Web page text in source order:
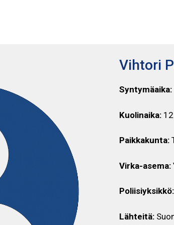
Vihtori
Syntymäaika:
Kuolinaika:
Paikkakunta:
Virka-asema:
Poliisiyksikkö:
Lähteitä: